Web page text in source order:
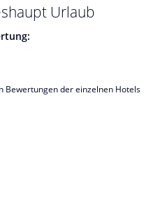
Urlaub
Bewertungen der einzelnen Hotels